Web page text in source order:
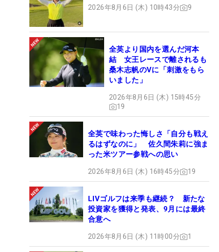
2026年8月6日 (木) 10時43分 9
全英より国内を選んだ河本
結 女王レースで離されるも
桑木志帆のVに「刺激をもら
いました」
2026年8月6日 (木) 15時45分
19
全英で味わった悔しさ「自分も戦え
るはずなのに」 佐久間朱莉に強ま
った米ツアー参戦への思い
2026年8月6日 (木) 16時45分 19
LIVゴルフは来季も継続？ 新たな
投資家を獲得と発表、9月には最終
合意へ
2026年8月6日 (木) 11時00分 1